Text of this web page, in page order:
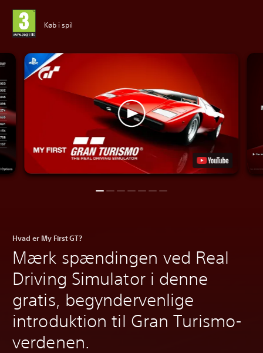
Køb i spil
Hvad er My First GT?
Mærk spændingen ved Real
Driving Simulator i denne
gratis, begyndervenlige
introduktion til Gran Turismo-
verdenen.